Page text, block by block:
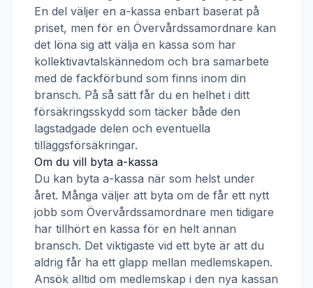
En del väljer en a-kassa enbart baserat på
priset, men för en Övervårdssamordnare kan
det löna sig att välja en kassa som har
kollektivavtalskännedom och bra samarbete
med de fackförbund som finns inom din
bransch. På så sätt får du en helhet i ditt
försäkringsskydd som täcker både den
lagstadgade delen och eventuella
tilläggsförsäkringar.
Om du vill byta a-kassa
Du kan byta a-kassa när som helst under
året. Många väljer att byta om de får ett nytt
jobb som Övervårdssamordnare men tidigare
har tillhört en kassa för en helt annan
bransch. Det viktigaste vid ett byte är att du
aldrig får ha ett glapp mellan medlemskapen.
Ansök alltid om medlemskap i den nya kassan